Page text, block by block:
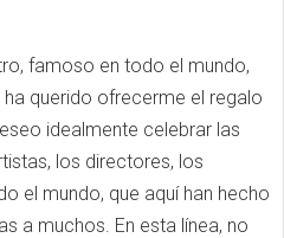
famoso en todo el mundo,
ha querido ofrecerme el regalo
idealmente celebrar las
los directores, los
el mundo, que aquí han hecho
a muchos. En esta línea, no